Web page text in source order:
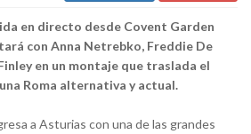
en directo desde Covent Garden
con Anna Netrebko, Freddie De
en un montaje que traslada el
Roma alternativa y actual.
a Asturias con una de las grandes